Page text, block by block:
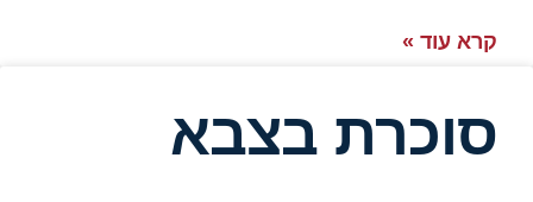
קרא עוד »
סוכרת בצבא